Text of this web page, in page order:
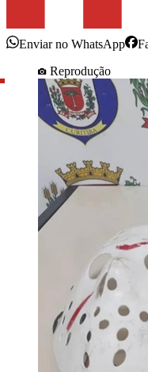
Enviar no WhatsApp
Reprodução